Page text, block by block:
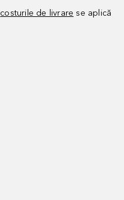
costurile de livrare se aplică